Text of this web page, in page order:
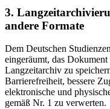
3.
andere Formate
Dem Deutschen
eingeräumt, das
Langzeitarchiv zu
Barrierefreiheit, bessere
elektronische und
gemäß Nr. 1 zu verwerten.